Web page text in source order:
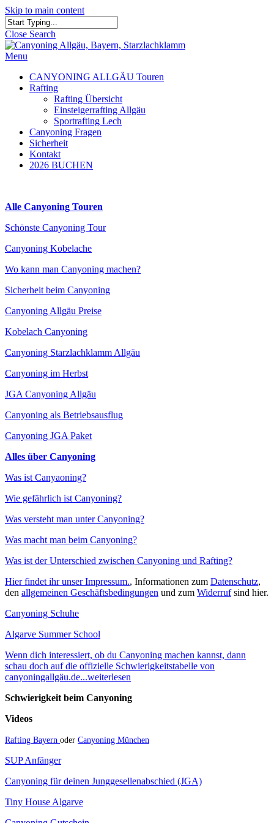
Skip to main content
Close Search
Menu
CANYONING ALLGÄU Touren
Rafting
Rafting Übersicht
Einsteigerrafting Allgäu
Sportrafting Lech
Canyoning Fragen
Sicherheit
Kontakt
2026 BUCHEN
Alle Canyoning Touren
Schönste Canyoning Tour
Canyoning Kobelache
Wo kann man Canyoning machen?
Sicherheit beim Canyoning
Canyoning Allgäu Preise
Kobelach Canyoning
Canyoning Starzlachklamm Allgäu
Canyoning im Herbst
JGA Canyoning Allgäu
Canyoning als Betriebsausflug
Canyoning JGA Paket
Alles über Canyoning
Was ist Canyaoning?
Wie gefährlich ist Canyoning?
Was versteht man unter Canyoning?
Was macht man beim Canyoning?
Was ist der Unterschied zwischen Canyoning und Rafting?
Hier findet ihr unser Impressum., Informationen zum Datenschutz,
den allgemeinen Geschäftsbedingungen und zum Widerrufsind hier.
Canyoning Schuhe
Algarve Summer School
Wenn dich interessiert, ob du Canyoning machen kannst, dann
schau doch auf die offizielle Schwierigkeitstabelle von
canyoningallgäu.de...weiterlesen
Schwierigkeit beim Canyoning
Videos
Rafting Bayern oder Canyoning München
SUP Anfänger
Canyoning für deinen Junggesellenabschied (JGA)
Tiny House Algarve